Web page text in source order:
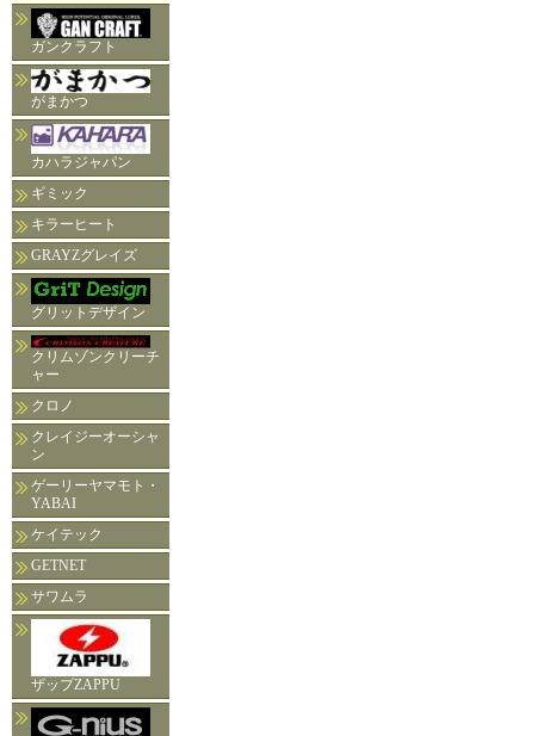
ガンクラフト
がまかつ
カハラジャパン
ギミック
キラーヒート
GRAYZグレイズ
グリットデザイン
クリムゾンクリーチ
ャー
クロノ
クレイジーオーシャ
ン
ゲーリーヤマモト・
YABAI
ケイテック
GETNET
サワムラ
ザップZAPPU